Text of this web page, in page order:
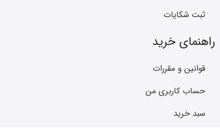
ثبت شکایات
راهنمای خرید
قوانین و مقررات
حساب کاربری من
سبد خرید